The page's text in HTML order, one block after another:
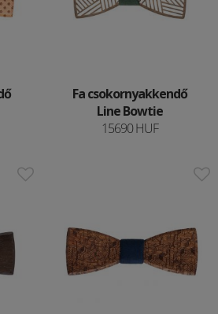
Fa csokornyakkendő
Line Bowtie
15690 HUF